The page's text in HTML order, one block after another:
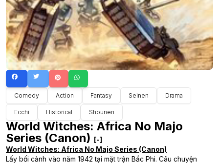
Comedy Action Fantasy Seinen Drama
Ecchi Historical Shounen
World Witches: Africa No Majo
Series (Canon) [-]
World Witches: Africa No Majo Series (Canon)
Lấy bối cảnh vào năm 1942 tại mặt trận Bắc Phi. Câu chuyện